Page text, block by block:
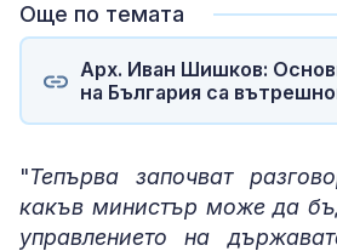
Още по темата
Арх. Иван Шишков:
на България са
"Тепърва започват
какъв министър може да
управлението на